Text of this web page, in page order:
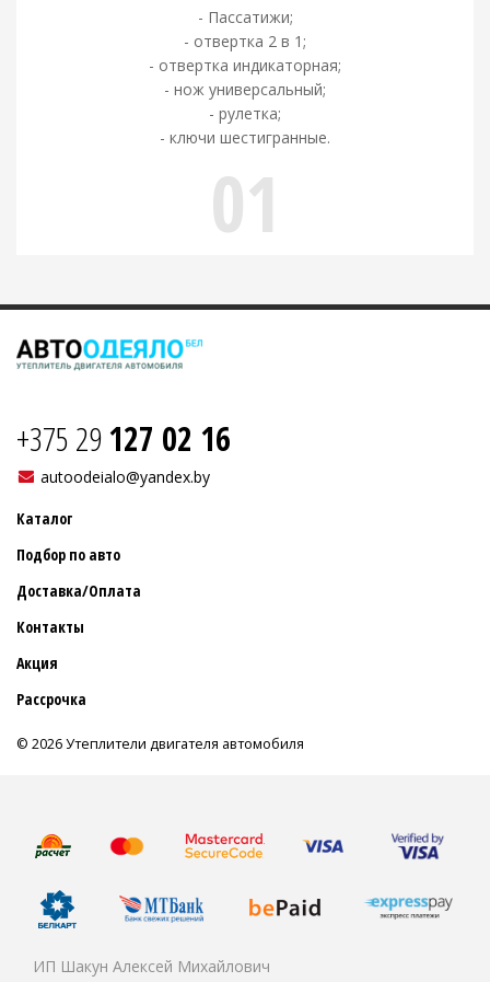
- Пассатижи;
- отвертка 2 в 1;
- отвертка индикаторная;
- нож универсальный;
- рулетка;
- ключи шестигранные.
01
+375 29127 02 16
autoodeialo@yandex.by
Каталог
Подбор по авто
Доставка/Оплата
Контакты
Акция
Рассрочка
© 2026 Утеплители двигателя автомобиля
ИП Шакун Алексей Михайлович